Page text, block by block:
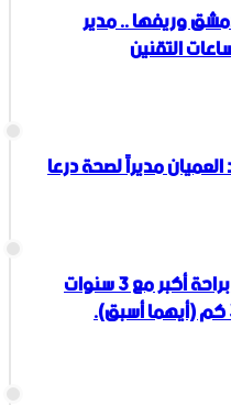
وريفها .. مدير
التقنين
مديراً لصحة درعا
امتلك MG7 اليوم، واستمتع براحة أكبر مع 3 سنوات